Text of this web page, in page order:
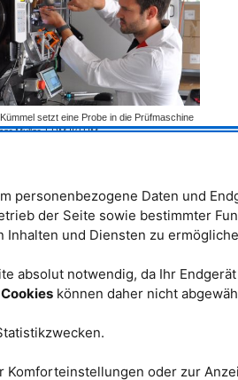
setzt eine Probe in die Prüfmaschine
Müller, FRM II/TUM
in Gasturbinen. „Außerdem schafft
Materials GroupdesMLZ. Die
entwickelten die Prüfmaschine für
personenbezogene Daten und
der Seite sowie bestimmter
und Diensten zu
absolut notwendig, da Ihr
können daher nicht
Komforteinstellungen oder zur